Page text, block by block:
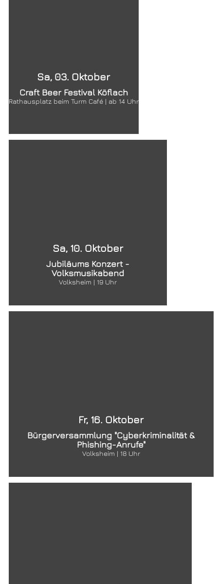
Sa, 03. Oktober
Craft Beer Festival Köflach
Rathausplatz beim Turm Café | ab 14 Uhr
Sa, 10. Oktober
Jubiläums Konzert -
Volksmusikabend
Volksheim | 19 Uhr
Fr, 16. Oktober
Bürgerversammlung "Cyberkriminalität &
Phishing-Anrufe"
Volksheim | 18 Uhr